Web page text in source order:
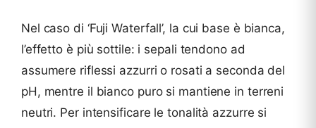
Nel caso di ‘Fuji Waterfall’, la cui base è bianca,
l’effetto è più sottile: i sepali tendono ad
assumere riflessi azzurri o rosati a seconda del
pH, mentre il bianco puro si mantiene in terreni
neutri. Per intensificare le tonalità azzurre si